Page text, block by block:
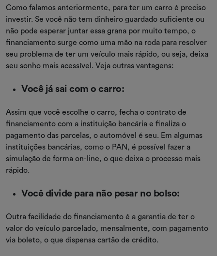
Como falamos anteriormente, para ter um carro é preciso
investir. Se você não tem dinheiro guardado suficiente ou
não pode esperar juntar essa grana por muito tempo, o
financiamento surge como uma mão na roda para resolver
seu problema de ter um veículo mais rápido, ou seja, deixa
seu sonho mais acessível. Veja outras vantagens:
Você já sai com o carro:
Assim que você escolhe o carro, fecha o contrato de
financiamento com a instituição bancária e finaliza o
pagamento das parcelas, o automóvel é seu. Em algumas
instituições bancárias, como o PAN, é possível fazer a
simulação de forma on-line, o que deixa o processo mais
rápido.
Você divide para não pesar no bolso:
Outra facilidade do financiamento é a garantia de ter o
valor do veículo parcelado, mensalmente, com pagamento
via boleto, o que dispensa cartão de crédito.